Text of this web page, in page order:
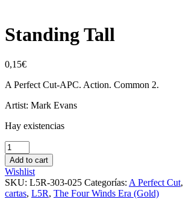
Standing Tall
0,15€
A Perfect Cut-APC. Action. Common 2.
Artist: Mark Evans
Hay existencias
Standing
Tall
cantidad
Add to cart
Wishlist
SKU: L5R-303-025 Categorías: A Perfect Cut,
cartas, L5R, The Four Winds Era (Gold)